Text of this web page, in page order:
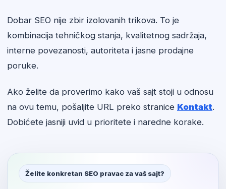
Dobar SEO nije zbir izolovanih trikova. To je
kombinacija tehničkog stanja, kvalitetnog sadržaja,
interne povezanosti, autoriteta i jasne prodajne
poruke.
Ako želite da proverimo kako vaš sajt stoji u odnosu
na ovu temu, pošaljite URL preko stranice Kontakt.
Dobićete jasniji uvid u prioritete i naredne korake.
Želite konkretan SEO pravac za vaš sajt?